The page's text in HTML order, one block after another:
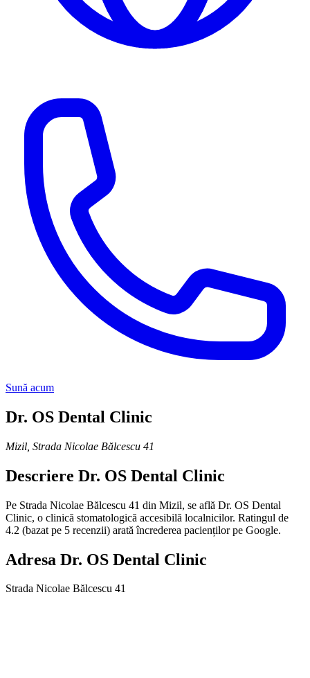
Sună acum
Dr. OS Dental Clinic
Mizil Strada Nicolae Bălcescu 41
Descriere Dr. OS Dental Clinic
Pe Strada Nicolae Bălcescu 41 din Mizil, se află Dr. OS Dental
Clinic, o clinică stomatologică accesibilă localnicilor. Ratingul de
4.2 (bazat pe 5 recenzii) arată încrederea pacienților pe Google.
Adresa Dr. OS Dental Clinic
Strada Nicolae Bălcescu 41